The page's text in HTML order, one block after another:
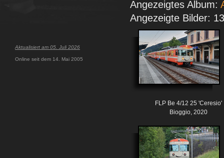
Aktualisiert am 05. Juli 2026
Online seit dem 14. Mai 2005
Angezeigtes Album:
Angezeigte Bilder: 13
FLP Be 4/12 25 'Ceresio'
Bioggio, 2020